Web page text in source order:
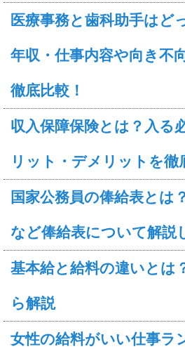
医療事務と歯科助手はど
年収・仕事内容や向き不
徹底比較！
収入保障保険とは？入る
リット・デメリットを徹
国家公務員の俸給表とは
など俸給表について解説
基本給と給料の違いとは
ら解説
女性の給料がいい仕事ラ